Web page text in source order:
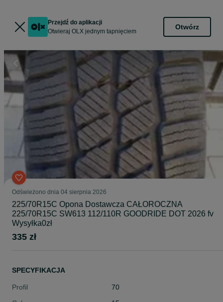
Przejdź do aplikacji
Otwieraj OLX jednym tapnięciem
Otwórz
Odświeżono dnia 04 sierpnia 2026
225/70R15C Opona Dostawcza CAŁOROCZNA
225/70R15C SW613 112/110R GOODRIDE DOT 2026 fv
Wysyłka0zł
335 zł
SPECYFIKACJA
Profil
70